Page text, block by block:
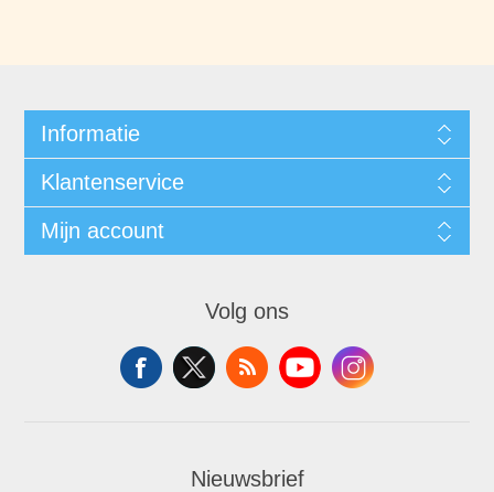
Informatie
Klantenservice
Mijn account
Volg ons
Nieuwsbrief